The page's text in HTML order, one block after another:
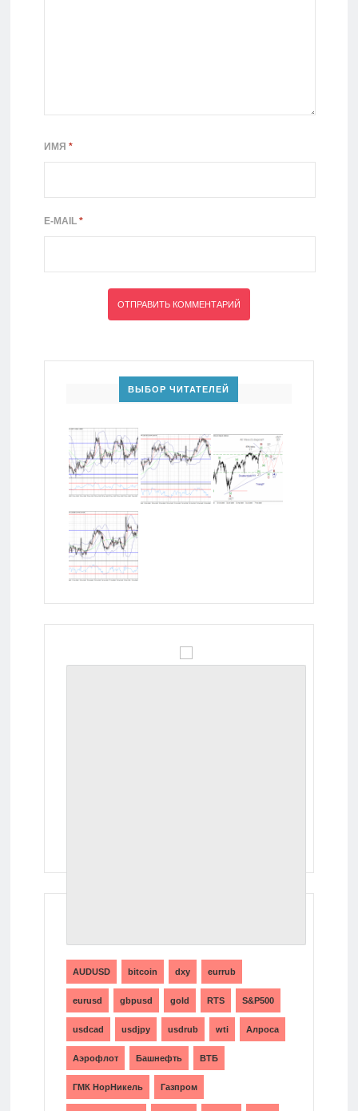
ИМЯ *
E-MAIL *
ВЫБОР ЧИТАТЕЛЕЙ
AUDUSD bitcoin dxy eurrub
eurusd gbpusd gold RTS S&P500
usdcad usdjpy usdrub wti Алроса
Аэрофлот Башнефть ВТБ
ГМК НорНикель Газпром